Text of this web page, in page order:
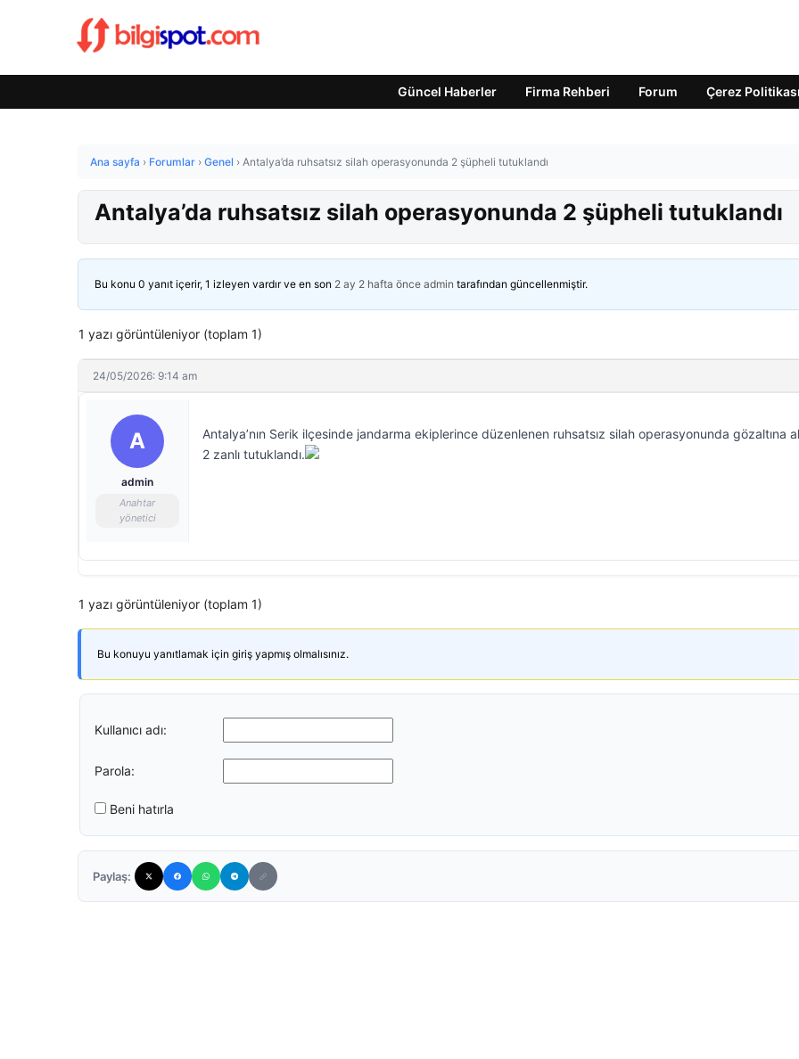
Güncel Haberler Firma Rehberi Forum Çerez Politikası
Ana sayfa › Forumlar › Genel › Antalya’da ruhsatsız silah operasyonunda 2 şüpheli tutuklandı
Antalya’da ruhsatsız silah operasyonunda 2 şüpheli tutuklandı
Bu konu 0 yanıt içerir, 1 izleyen vardır ve en son 2 ay 2 hafta önce admin tarafından güncellenmiştir.
1 yazı görüntüleniyor (toplam 1)
24/05/2026: 9:14 am
A
admin
Anahtar
yönetici
Antalya’nın Serik ilçesinde jandarma ekiplerince düzenlenen ruhsatsız silah operasyonunda gözaltına
2 zanlı tutuklandı.
1 yazı görüntüleniyor (toplam 1)
Bu konuyu yanıtlamak için giriş yapmış olmalısınız.
Kullanıcı adı:
Parola:
Beni hatırla
Paylaş: